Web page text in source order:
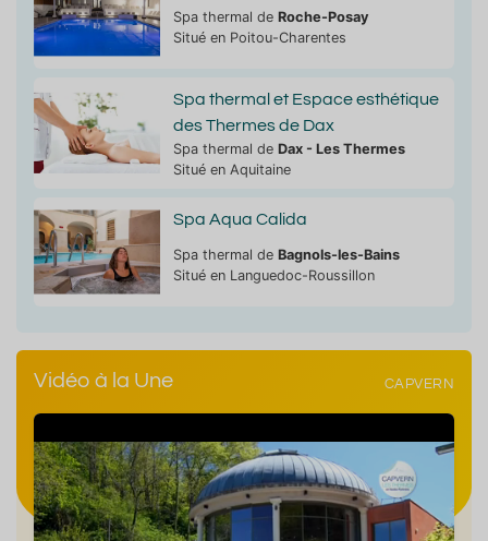
Spa thermal de Roche-Posay
Situé en Poitou-Charentes
Spa thermal et Espace esthétique
des Thermes de Dax
Spa thermal de Dax - Les Thermes
Situé en Aquitaine
Spa Aqua Calida
Spa thermal de Bagnols-les-Bains
Situé en Languedoc-Roussillon
Vidéo à la Une CAPVERN